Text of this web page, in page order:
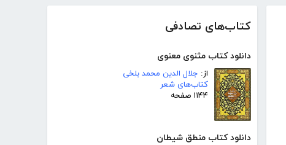
کتاب‌های تصادفی
دانلود کتاب مثنوی معنوی
از: جلال الدین محمد بلخی
کتاب‌های شعر
۱۱۴۴ صفحه
دانلود کتاب منطق شیطان